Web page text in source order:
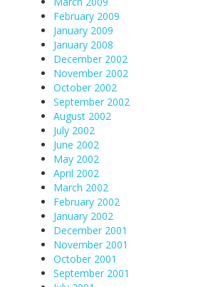
February 2009
January 2009
January 2008
December 2002
November 2002
October 2002
September 2002
August 2002
July 2002
June 2002
May 2002
April 2002
March 2002
February 2002
January 2002
December 2001
November 2001
October 2001
September 2001